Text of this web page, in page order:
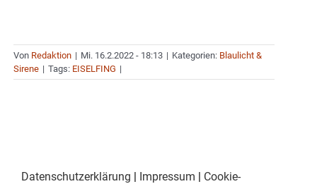
Von Redaktion | Mi. 16.2.2022 - 18:13 | Kategorien: Blaulicht &
Sirene | Tags: EISELFING |
Datenschutzerklärung Impressum Cookie-